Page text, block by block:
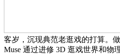
客岁，沉现典范老逛戏的打算。
Muse 通过进修 3D 逛戏世界和物